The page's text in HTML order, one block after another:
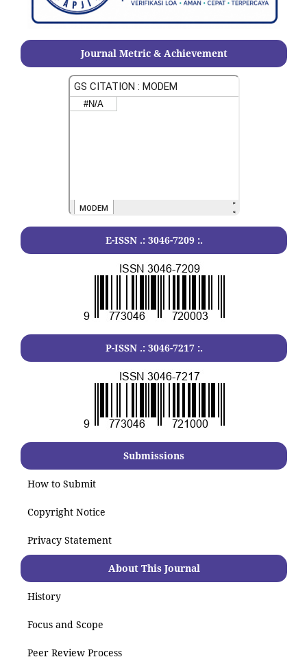
Journal Metric & Achievement
E-ISSN .: 3046-7209:.
P-ISSN .: 3046-7217:.
Submissions
How to Submit
Copyright Notice
Privacy Statement
About This Journal
History
Focus and Scope
Peer Review Process